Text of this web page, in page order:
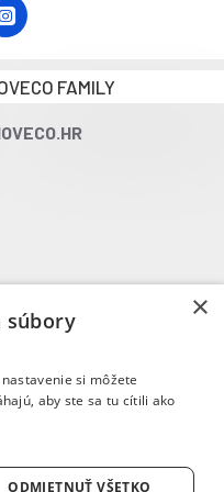
závažia: 380 g Dĺžka
počítadla: čas
Certifikát, norma:
FAMILY
práva vyhradené
×
súbory
si môžete
aby ste sa tu cítili ako
ODMIETNUŤ VŠETKO